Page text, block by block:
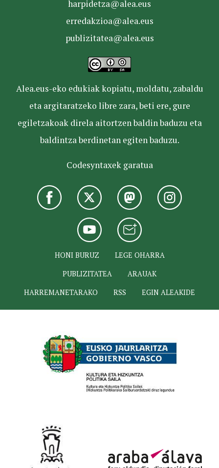
harpidetza@alea.eus
erredakzioa@alea.eus
publizitatea@alea.eus
Alea.eus-eko edukiak kopiatu, moldatu, zabaldu
eta argitaratzeko libre zara, beti ere, gure
egiletzakoak direla aitortzen baldin baduzu eta
baldintza berdinetan egiten baduzu.
Codesyntaxek garatua
HONI BURUZ
LEGE OHARRA
PUBLIZITATEA
ARAUAK
HARREMANETARAKO
RSS EGIN ALEAKIDE